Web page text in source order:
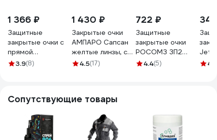
1 366 ₽
Защитные
закрытые очки с
прямой
вентиляцией
3.9(8)
1 430 ₽
Закрытые очки
АМПАРО Сапсан
желтые линзы, с
AF-AS покрытием
4.5(17)
722 ₽
Защитные
закрытые очки
РОСОМЗ ЗП2
PANORAMA super
4.4(5)
Jeta
4.9
Сопутствующие товары